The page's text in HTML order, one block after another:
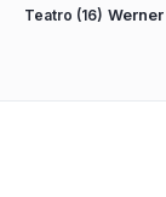
Teatro (16)